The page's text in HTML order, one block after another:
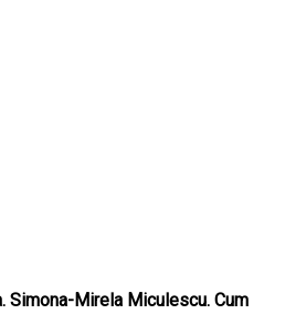
Simona-Mirela Miculescu. Cum